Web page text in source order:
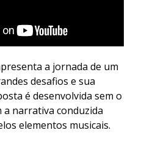
a jornada de um
desafios e sua
é desenvolvida sem o
a narrativa conduzida
elementos musicais.